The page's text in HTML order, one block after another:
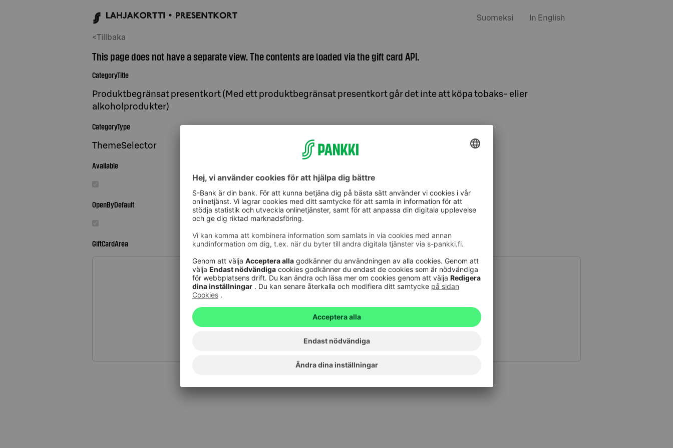
Suomeksi In English
<Tillbaka
This page does not have a separate view. The contents are loaded via the gift card API.
CategoryTitle
Produktbegränsat presentkort (Med ett produktbegränsat presentkort går det inte att köpa tobaks- eller
alkoholprodukter)
CategoryType
ThemeSelector
Available
OpenByDefault
GiftCardArea